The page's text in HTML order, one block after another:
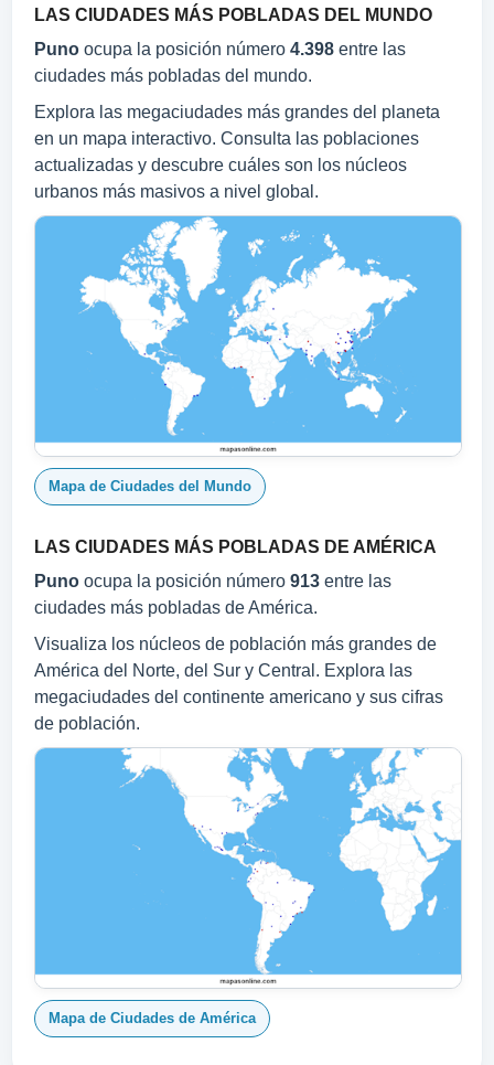
LAS CIUDADES MÁS POBLADAS DEL MUNDO
Puno ocupa la posición número 4.398 entre las
ciudades más pobladas del mundo.
Explora las megaciudades más grandes del planeta
en un mapa interactivo. Consulta las poblaciones
actualizadas y descubre cuáles son los núcleos
urbanos más masivos a nivel global.
Mapa de Ciudades del Mundo
LAS CIUDADES MÁS POBLADAS DE AMÉRICA
Puno ocupa la posición número 913 entre las
ciudades más pobladas de América.
Visualiza los núcleos de población más grandes de
América del Norte, del Sur y Central. Explora las
megaciudades del continente americano y sus cifras
de población.
Mapa de Ciudades de América